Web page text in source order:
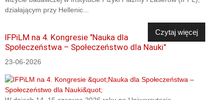
działającym przy Hellenic...
Czytaj więcej
IFPiLM na 4. Kongresie "Nauka dla
Społeczeństwa – Społeczeństwo dla Nauki"
23-06-2026